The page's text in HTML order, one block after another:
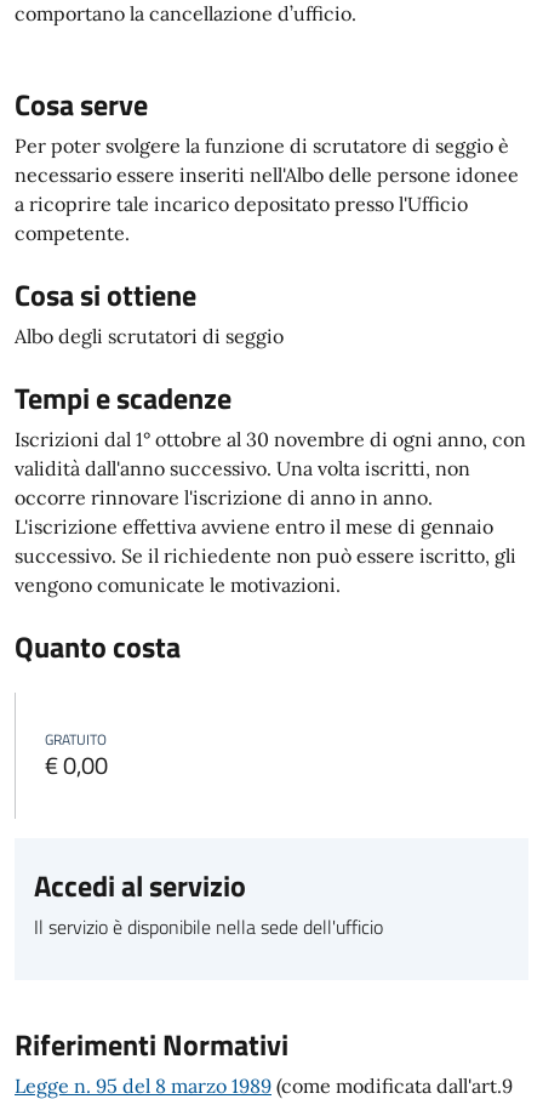
comportano la cancellazione d’ufficio.
Cosa serve
Per poter svolgere la funzione di scrutatore di seggio è
necessario essere inseriti nell'Albo delle persone idonee
a ricoprire tale incarico depositato presso l'Ufficio
competente.
Cosa si ottiene
Albo degli scrutatori di seggio
Tempi e scadenze
Iscrizioni dal 1° ottobre al 30 novembre di ogni anno, con
validità dall'anno successivo. Una volta iscritti, non
occorre rinnovare l'iscrizione di anno in anno.
L'iscrizione effettiva avviene entro il mese di gennaio
successivo. Se il richiedente non può essere iscritto, gli
vengono comunicate le motivazioni.
Quanto costa
GRATUITO
€ 0,00
Accedi al servizio
Il servizio è disponibile nella sede dell'ufficio
Riferimenti Normativi
Legge n. 95 del 8 marzo 1989 (come modificata dall'art.9